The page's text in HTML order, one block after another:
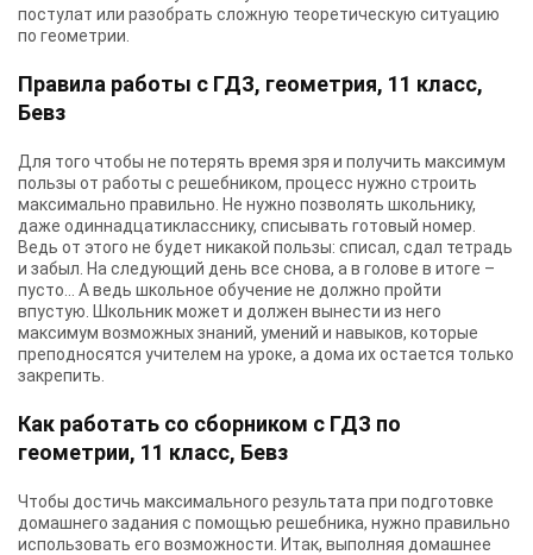
постулат или разобрать сложную теоретическую ситуацию
по геометрии.
Правила работы с ГДЗ, геометрия, 11 класс,
Бевз
Для того чтобы не потерять время зря и получить максимум
пользы от работы с решебником, процесс нужно строить
максимально правильно. Не нужно позволять школьнику,
даже одиннадцатикласснику, списывать готовый номер.
Ведь от этого не будет никакой пользы: списал, сдал тетрадь
и забыл. На следующий день все снова, а в голове в итоге –
пусто… А ведь школьное обучение не должно пройти
впустую. Школьник может и должен вынести из него
максимум возможных знаний, умений и навыков, которые
преподносятся учителем на уроке, а дома их остается только
закрепить.
Как работать со сборником с ГДЗ по
геометрии, 11 класс, Бевз
Чтобы достичь максимального результата при подготовке
домашнего задания с помощью решебника, нужно правильно
использовать его возможности. Итак, выполняя домашнее